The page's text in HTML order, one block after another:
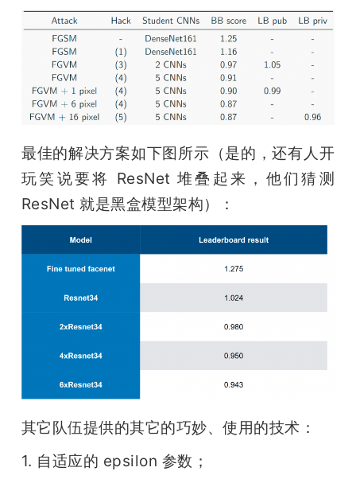
最佳的解决方案如下图所示（是的，还有人开
玩笑说要将 ResNet 堆叠起来，他们猜测
ResNet 就是黑盒模型架构）：
其它队伍提供的其它的巧妙、使用的技术：
1. 自适应的 epsilon 参数；